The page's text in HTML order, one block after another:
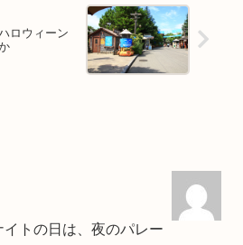
ロウィーン
トの日は、夜のパレー